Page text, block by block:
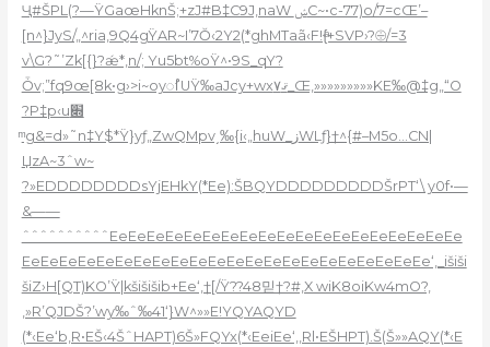
Ҷ#ŠPL(?—ŸGaœHknŠ;+zJ#B‡C9J‚naW ݾC~•c-77)o/7=cŒ’–
[n^}JyS/„^ria‚9Q4gŸAR~I’7Ŏ‹2Y2(*ghMTaã‹F!{ͣ+SVP›?⨸/=3
v\G?˜’Zk[{}?ǽ*‚n/; Yu5bt%oŸ^•9S_qY?
Ȱv;”fq9œ[8k•g›>i~oyꫯUŸ‰aJcy+wxޤ۷_Œ,»»»»»»»»»KE‰@‡g„“O
?P‡p‹u׍
ͫ g&=d»˜n‡Y$*Ÿ}yƒ„ZwQMpv͵‰{i‹„huW_زWLƒ}†^{#–M5o…CN|
ЏzA~3ˆw~
?»EDDDDDDDDsYjEHkY(*Ee):ŠBQYDDDDDDDDDŠrPT‘\ y0f•—
&——
ˆˆˆˆˆˆˆˆˆˆEeEeEeEeEeEeEeEeEeEeEeEeEeEeEeEeEeEeEe
EeEeEeEeEeEeEeEeEeEeEeEeEeEeEeEeEeEeEeEeEeEe‘‚_išiši
šiZ›H[QT)KO’Ÿ|kšišišib+Ee‘‚†[/Ÿ??48믿†?#,X wiK8oiKw4mO?,
,»R’QJDŠ?’wy‰ˆ‰41‘}W^»»E!YQYAQYD
(*‹Ee‘b,R•EŠ‹4ŠˆHAPT)6Š»FQYx(*‹EeiEe‘‚,Rl•EŠHPT).Š(Š»»AQY(*‹E